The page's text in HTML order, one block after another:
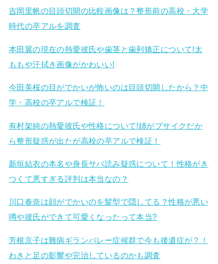
吉岡里帆の目頭切開の比較画像は？整形前の高校・大学
時代の卒アルを調査
本田翼の現在の熱愛彼氏や歯茎と歯列矯正について!太
ももや汗拭き画像がかわいい!
今田美桜の目がでかいが怖いのは目頭切開したから？中
学・高校の卒アルで検証！
有村架純の熱愛彼氏や性格について!姉がブサイクだか
ら整形疑惑が出たが高校の卒アルで検証！
新垣結衣の本名や身長サバ読み疑惑について！性格がき
つくて悪すぎる評判は本当なの？
川口春奈は顔がでかいのを髪型で隠してる？性格が悪い
噂や彼氏ができて可愛くなったって本当?
芳根京子は難病ギランバレー症候群で今も後遺症が？！
わきと足の影響や完治しているのかも調査